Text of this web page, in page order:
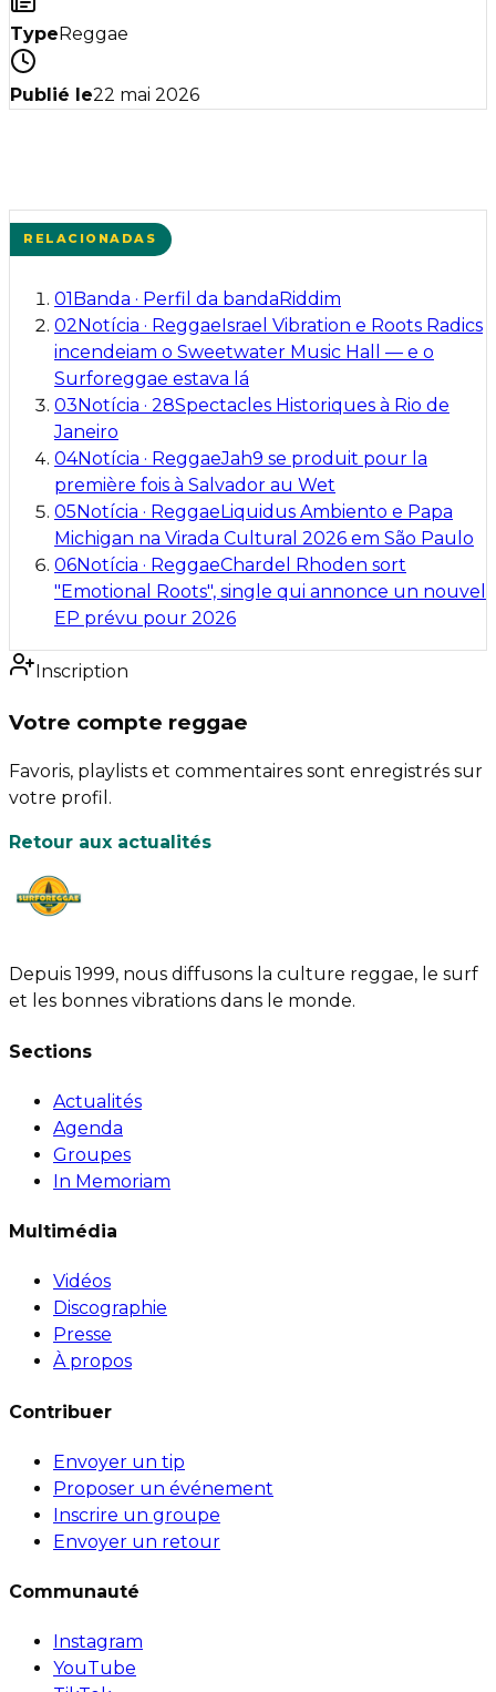
TypeReggae
Publié le22 mai 2026
RELACIONADAS
01Banda · Perfil da bandaRiddim
02Notícia · ReggaeIsrael Vibration e Roots Radics
incendeiam o Sweetwater Music Hall — e o
Surforeggae estava lá
03Notícia · 28Spectacles Historiques à Rio de
Janeiro
04Notícia · ReggaeJah9 se produit pour la
première fois à Salvador au Wet
05Notícia · ReggaeLiquidus Ambiento e Papa
Michigan na Virada Cultural 2026 em São Paulo
06Notícia · ReggaeChardel Rhoden sort
"Emotional Roots", single qui annonce un nouvel
EP prévu pour 2026
Inscription
Votre compte reggae
Favoris, playlists et commentaires sont enregistrés sur
votre profil.
Retour aux actualités
Depuis 1999, nous diffusons la culture reggae, le surf
et les bonnes vibrations dans le monde.
Sections
Actualités
Agenda
Groupes
In Memoriam
Multimédia
Vidéos
Discographie
Presse
À propos
Contribuer
Envoyer un tip
Proposer un événement
Inscrire un groupe
Envoyer un retour
Communauté
Instagram
YouTube